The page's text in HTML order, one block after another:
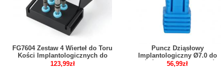
FG7604 Zestaw 4 Wierteł do Toru
Kości Implantologicznych do
Pozycjonowania i Korekcji Szyjki
123,99zł
Puncz Dziąsłowy
Implantologiczny Ø7.0 do
Końcówki Niskiej Prędkości
56,99zł